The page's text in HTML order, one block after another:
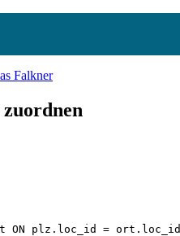
Falkner
ON plz.loc_id = ort.loc_id